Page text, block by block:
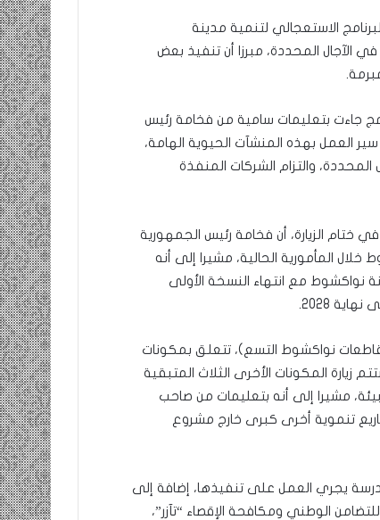
الاستعجالي لتنمية مدينة
وتسليمها في الآجال المحددة، مبرزا أن تنفيذ بعض
جاءت بتعليمات سامية من فخامة رئيس
العمل بهذه المنشآت الحيوية الهامة،
والتزام الشركات المنفذة
في ختام الزيارة، أن فخامة رئيس الجمهورية
المأمورية الحالية، مشيرا إلى أنه
نواكشوط مع انتهاء النسخة الأولى
زيارتها اليوم (26 موقع عمل بمقاطعات نواكشوط التسع)، تتعلق بمكونات
زيارة المكونات الأخرى الثلاث المتبقية
مشيرا إلى أنه بتعليمات من صاحب
تنموية أخرى كبرى خارج مشروع
معالي الوزير الأول أن مكونة التعليم تحتوي على 121 مدرسة يجري العمل على تنفيذها، إضافة إلى
الوطني ومكافحة الإقصاء “تآزر”،